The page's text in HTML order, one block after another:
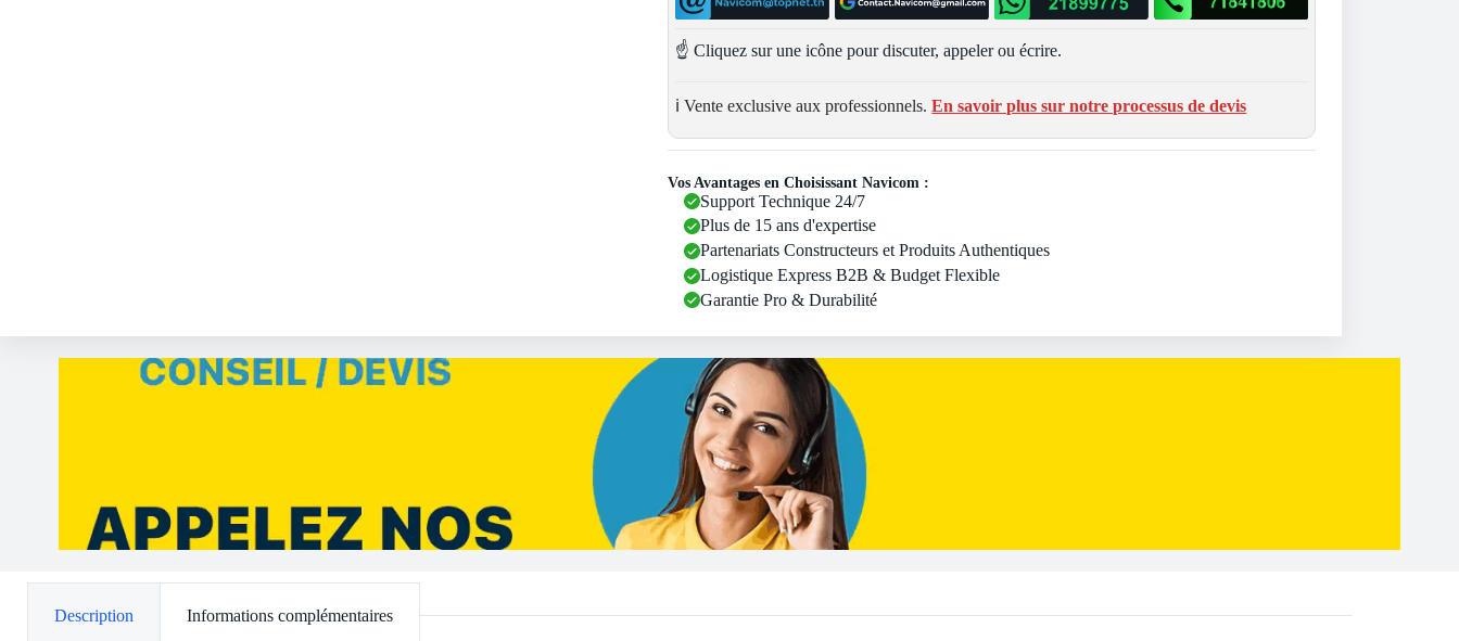
☝️ Cliquez sur une icône pour discuter, appeler ou écrire.
ℹ️ Vente exclusive aux professionnels.En savoir plus sur notre processus de devis
Vos Avantages en Choisissant Navicom :
Support Technique 24/7
Plus de 15 ans d'expertise
Partenariats Constructeurs et Produits Authentiques
Logistique Express B2B & Budget Flexible
Garantie Pro & Durabilité
Description Informations complémentaires